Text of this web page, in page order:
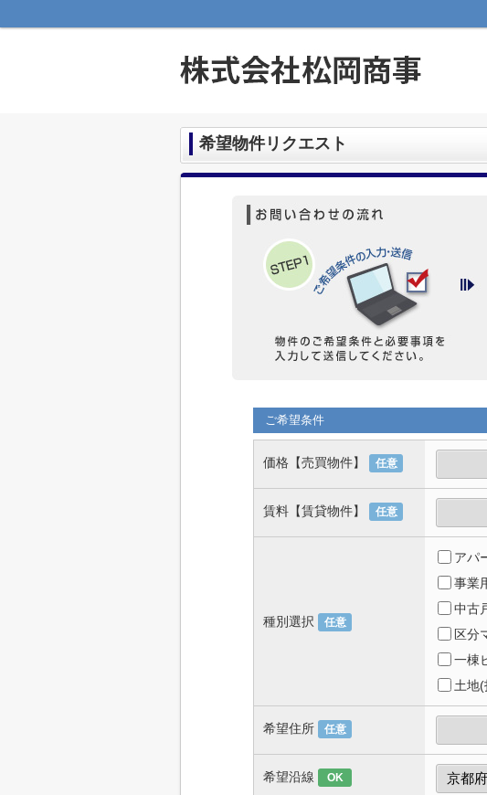
希望物件リクエスト
ご希望条件
価格【売買物件】 任意
賃料【賃貸物件】 任意
種別選択 任意
アパ
事業
中古
区分
一棟
土地(
希望住所 任意
希望沿線 OK